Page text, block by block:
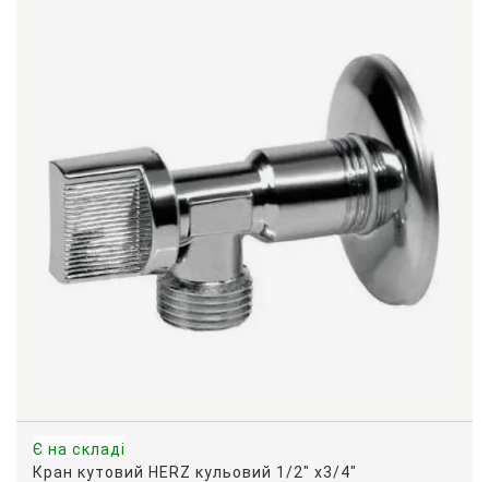
Є на складі
Кран кутовий HERZ кульовий 1/2" х3/4"